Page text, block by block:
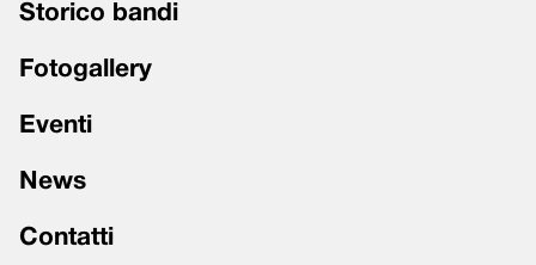
Storico bandi
Fotogallery
Eventi
News
Contatti